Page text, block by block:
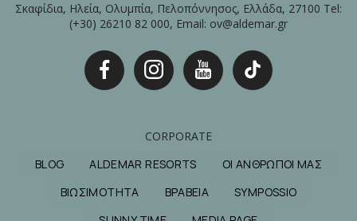
Σκαφίδια, Ηλεία, Ολυμπία, Πελοπόννησος, Ελλάδα, 27100 Tel:
(+30) 26210 82 000, Email: ov@aldemar.gr
CORPORATE
BLOG
ALDEMAR RESORTS
ΟΙ ΑΝΘΡΩΠΟΙ ΜΑΣ
ΒΙΩΣΙΜΟΤΗΤΑ
ΒΡΑΒΕΙΑ
SYMPOSSIO